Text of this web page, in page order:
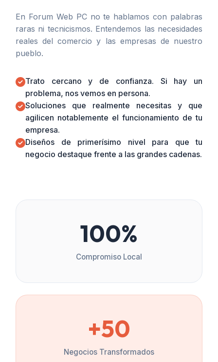
En Forum Web PC no te hablamos con palabras
raras ni tecnicismos. Entendemos las necesidades
reales del comercio y las empresas de nuestro
pueblo.
Trato cercano y de confianza. Si hay un
problema, nos vemos en persona.
Soluciones que realmente necesitas y que
agilicen notablemente el funcionamiento de tu
empresa.
Diseños de primerísimo nivel para que tu
negocio destaque frente a las grandes cadenas.
100%
Compromiso Local
+50
Negocios Transformados